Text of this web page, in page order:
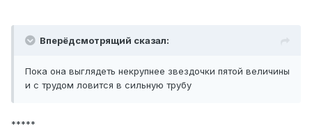
Вперёдсмотрящий сказал:
Пока она выглядеть некрупнее звездочки пятой величины
и с трудом ловится в сильную трубу
*****